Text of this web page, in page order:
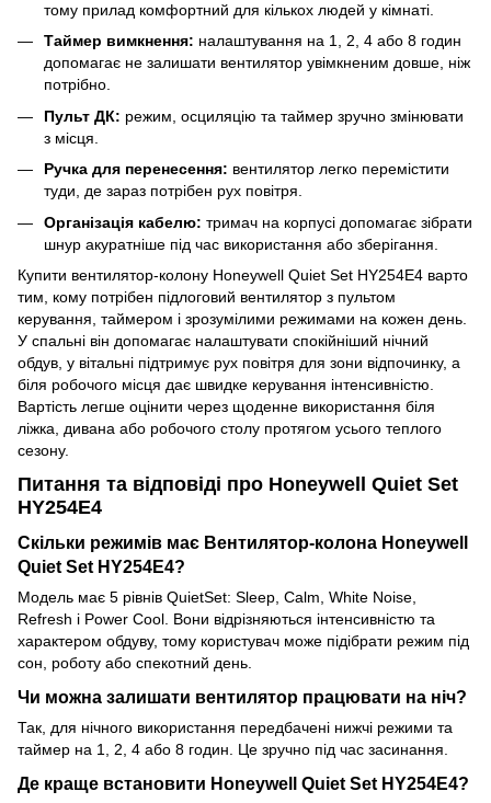
тому прилад комфортний для кількох людей у кімнаті.
Таймер вимкнення: налаштування на 1, 2, 4 або 8 годин
допомагає не залишати вентилятор увімкненим довше, ніж
потрібно.
Пульт ДК: режим, осциляцію та таймер зручно змінювати
з місця.
Ручка для перенесення: вентилятор легко перемістити
туди, де зараз потрібен рух повітря.
Організація кабелю: тримач на корпусі допомагає зібрати
шнур акуратніше під час використання або зберігання.
Купити вентилятор-колону Honeywell Quiet Set HY254E4 варто
тим, кому потрібен підлоговий вентилятор з пультом
керування, таймером і зрозумілими режимами на кожен день.
У спальні він допомагає налаштувати спокійніший нічний
обдув, у вітальні підтримує рух повітря для зони відпочинку, а
біля робочого місця дає швидке керування інтенсивністю.
Вартість легше оцінити через щоденне використання біля
ліжка, дивана або робочого столу протягом усього теплого
сезону.
Питання та відповіді про Honeywell Quiet Set
HY254E4
Скільки режимів має Вентилятор-колона Honeywell
Quiet Set HY254E4?
Модель має 5 рівнів QuietSet: Sleep, Calm, White Noise,
Refresh і Power Cool. Вони відрізняються інтенсивністю та
характером обдуву, тому користувач може підібрати режим під
сон, роботу або спекотний день.
Чи можна залишати вентилятор працювати на ніч?
Так, для нічного використання передбачені нижчі режими та
таймер на 1, 2, 4 або 8 годин. Це зручно під час засинання.
Де краще встановити Honeywell Quiet Set HY254E4?